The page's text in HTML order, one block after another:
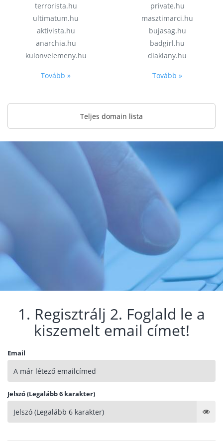
terrorista.hu
ultimatum.hu
aktivista.hu
anarchia.hu
kulonvelemeny.hu
Tovább »
private.hu
masztimarci.hu
bujasag.hu
badgirl.hu
diaklany.hu
Tovább »
Teljes domain lista
1. Regisztrálj 2. Foglald le a
kiszemelt email címet!
Email
Jelszó (Legalább 6 karakter)